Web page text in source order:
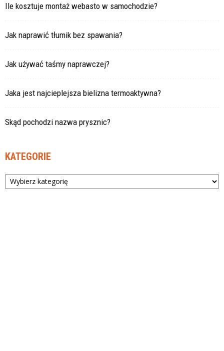
Ile kosztuje montaż webasto w samochodzie?
Jak naprawić tłumik bez spawania?
Jak używać taśmy naprawczej?
Jaka jest najcieplejsza bielizna termoaktywna?
Skąd pochodzi nazwa prysznic?
KATEGORIE
Kategorie